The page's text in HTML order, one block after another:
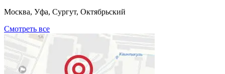
Москва, Уфа, Сургут, Октябрьский
Смотреть все